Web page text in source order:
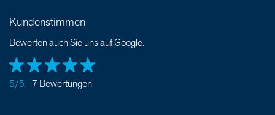
Kundenstimmen
Bewerten auch Sie uns auf Google.
5/5 7 Bewertungen